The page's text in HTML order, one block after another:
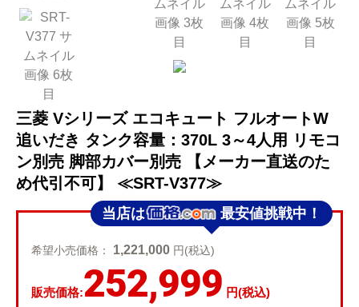
三菱 Vシリーズ エコキュート フルオートW
追いだき タンク容量：370L 3～4人用 リモコ
ン別売 脚部カバー別売 【メーカー直送のた
め代引不可】 ≪SRT-V377≫
当店は 最安値挑戦中！
希望小売価格： 1,221,000 円(税込)
販売価格:252,999 円(税込)